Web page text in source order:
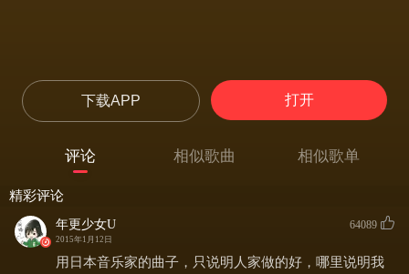
下载APP 打开
评论 相似歌曲 相似歌单
精彩评论
年更少女U
2015年1月12日
64089
用日本音乐家的曲子，只说明人家做的好，哪里说明我